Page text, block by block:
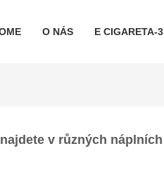
O NÁS E CIGARETA-3
v různých náplních